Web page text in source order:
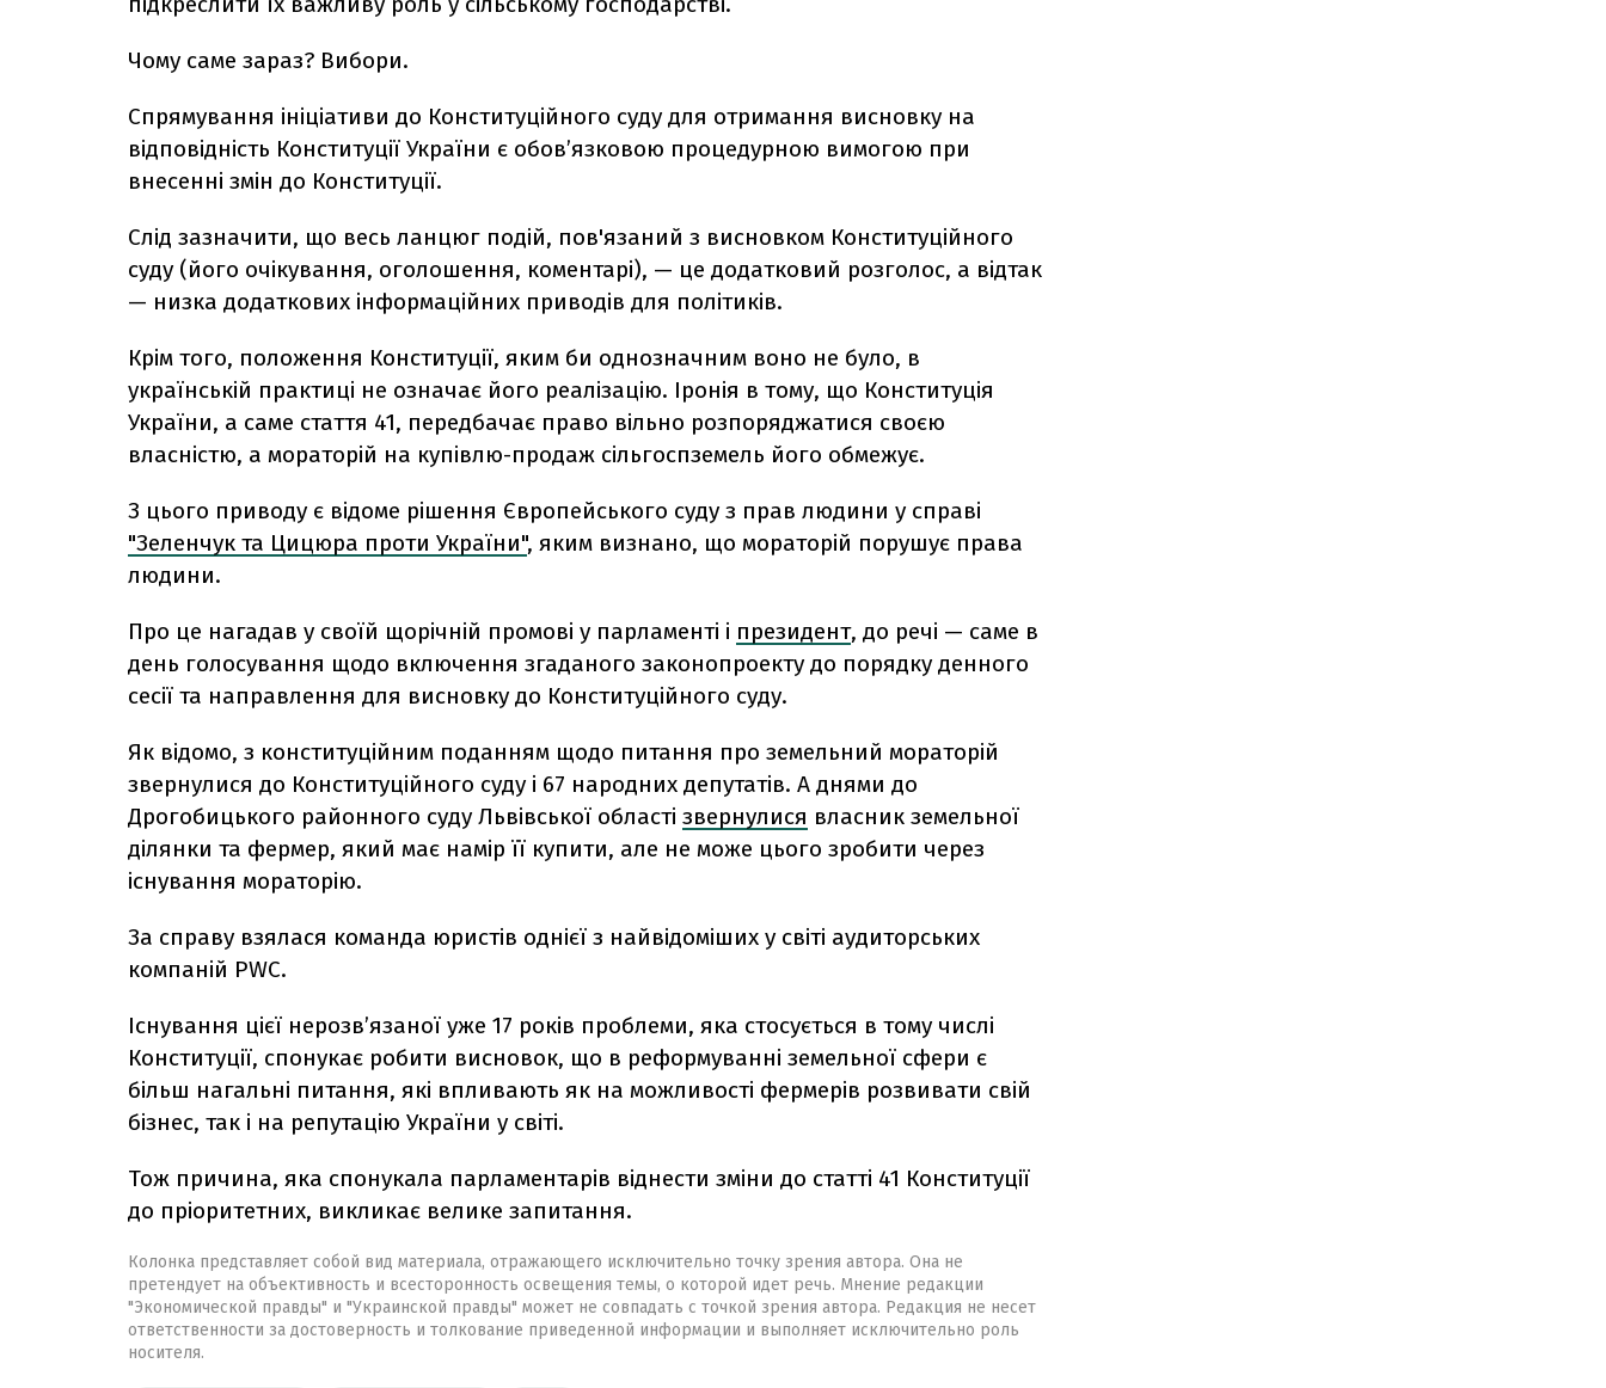
Чому саме зараз? Вибори.
Спрямування ініціативи до Конституційного суду для отримання висновку на
відповідність Конституції України є обов’язковою процедурною вимогою при
внесенні змін до Конституції.
Слід зазначити, що весь ланцюг подій, пов'язаний з висновком Конституційного
суду (його очікування, оголошення, коментарі), — це додатковий розголос, а відтак
— низка додаткових інформаційних приводів для політиків.
Крім того, положення Конституції, яким би однозначним воно не було, в
українській практиці не означає його реалізацію. Іронія в тому, що Конституція
України, а саме стаття 41, передбачає право вільно розпоряджатися своєю
власністю, а мораторій на купівлю-продаж сільгоспземель його обмежує.
З цього приводу є відоме рішення Європейського суду з прав людини у справі
"Зеленчук та Цицюра проти України", яким визнано, що мораторій порушує права
людини.
Про це нагадав у своїй щорічній промові у парламенті і президент, до речі — саме в
день голосування щодо включення згаданого законопроекту до порядку денного
сесії та направлення для висновку до Конституційного суду.
Як відомо, з конституційним поданням щодо питання про земельний мораторій
звернулися до Конституційного суду і 67 народних депутатів. А днями до
Дрогобицького районного суду Львівської області звернулися власник земельної
ділянки та фермер, який має намір її купити, але не може цього зробити через
існування мораторію.
За справу взялася команда юристів однієї з найвідоміших у світі аудиторських
компаній PWC.
Існування цієї нерозв’язаної уже 17 років проблеми, яка стосується в тому числі
Конституції, спонукає робити висновок, що в реформуванні земельної сфери є
більш нагальні питання, які впливають як на можливості фермерів розвивати свій
бізнес, так і на репутацію України у світі.
Тож причина, яка спонукала парламентарів віднести зміни до статті 41 Конституції
до пріоритетних, викликає велике запитання.
Колонка представляет собой вид материала, отражающего исключительно точку зрения автора. Она не
претендует на объективность и всесторонность освещения темы, о которой идет речь. Мнение редакции
"Экономической правды" и "Украинской правды" может не совпадать с точкой зрения автора. Редакция не несет
ответственности за достоверность и толкование приведенной информации и выполняет исключительно роль
носителя.